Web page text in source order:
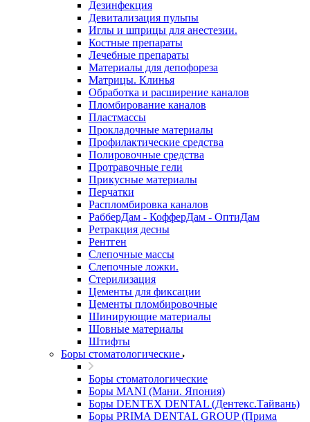
Дезинфекция
Девитализация пульпы
Иглы и шприцы для анестезии.
Костные препараты
Лечебные препараты
Материалы для депофореза
Матрицы. Клинья
Обработка и расширение каналов
Пломбирование каналов
Пластмассы
Прокладочные материалы
Профилактические средства
Полировочные средства
Протравочные гели
Прикусные материалы
Перчатки
Распломбировка каналов
РабберДам - КофферДам - ОптиДам
Ретракция десны
Рентген
Слепочные массы
Слепочные ложки.
Стерилизация
Цементы для фиксации
Цементы пломбировочные
Шинирующие материалы
Шовные материалы
Штифты
Боры стоматологические
Боры стоматологические
Боры MANI (Мани. Япония)
Боры DENTEX DENTAL (Дентекс.Тайвань)
Боры PRIMA DENTAL GROUP (Прима